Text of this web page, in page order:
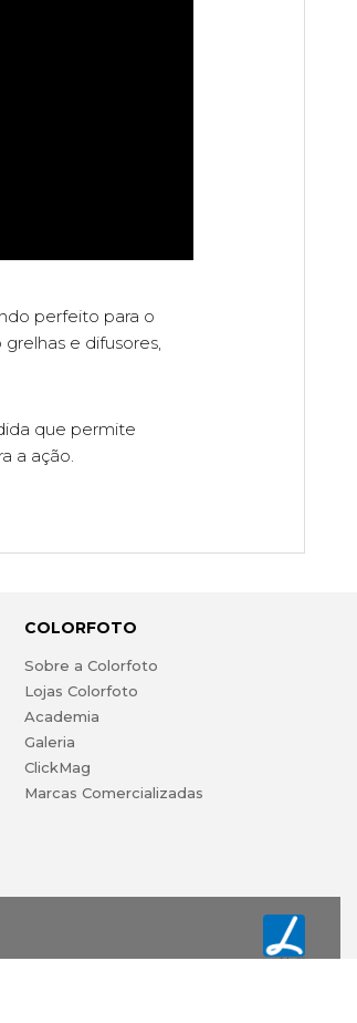
perfeito para o
e difusores,
que permite
a ação.
COLORFOTO
Sobre a Colorfoto
Lojas Colorfoto
Academia
Galeria
ClickMag
Marcas Comercializadas